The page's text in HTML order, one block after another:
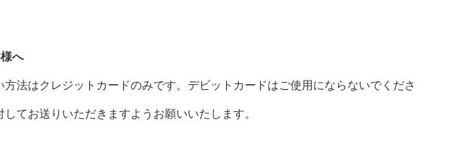
へ
法はクレジットカードのみです。デビットカードはご使用にならないでくださ
てお送りいただきますようお願いいたします。